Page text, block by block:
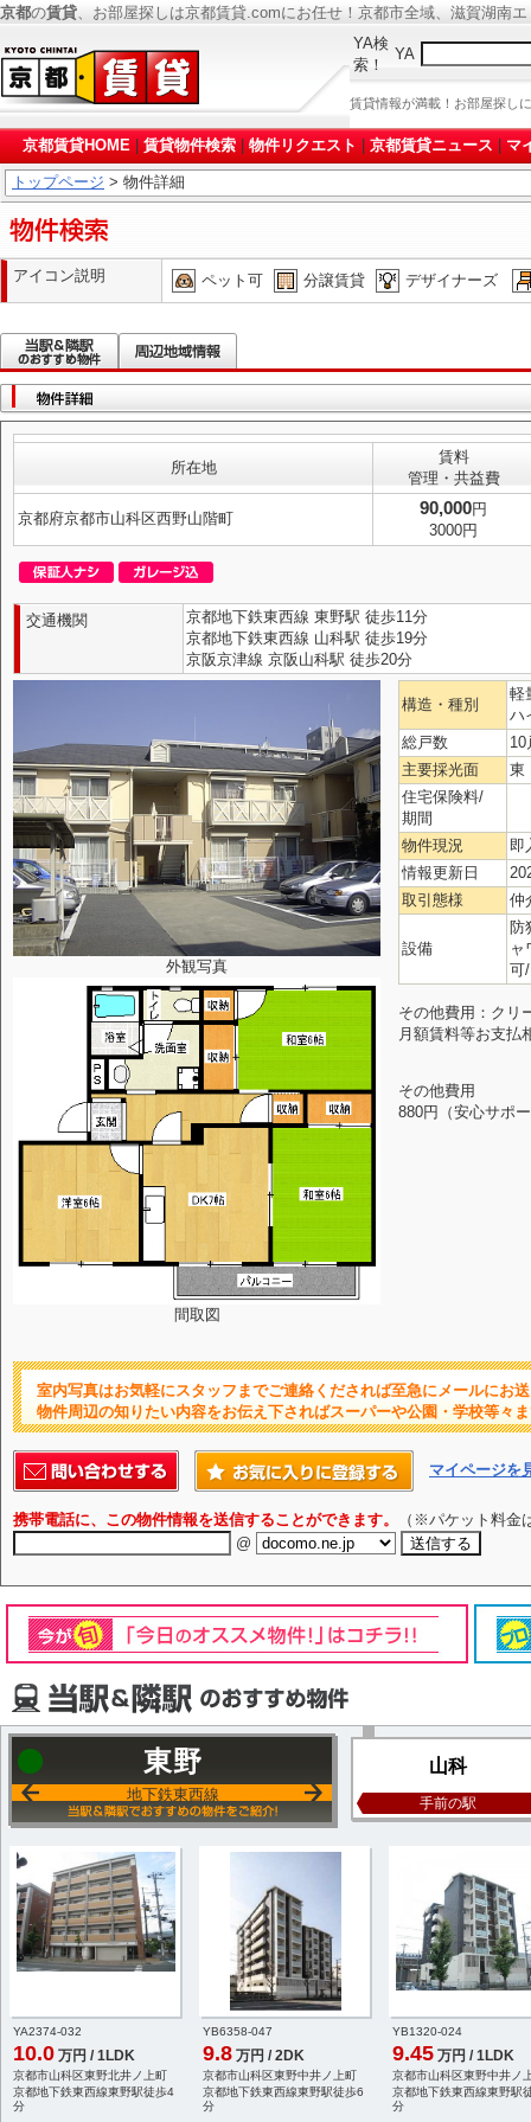
京都の賃貸、お部屋探しは京都賃貸.comにお任せ！京都市全域、滋賀湖南
YA検
索！
YA
賃貸情報が満載！お部屋探し
京都賃貸HOME 賃貸物件検索 物件リクエスト 京都賃貸ニュース マ
トップページ > 物件詳細
アイコン説明 ペット可 分譲賃貸 デザイナーズ
所在地
賃料
管理・共益費
京都府京都市山科区西野山階町
90,000円
3000円
交通機関
京都地下鉄東西線 東野駅 徒歩11分
京都地下鉄東西線 山科駅 徒歩19分
京阪京津線 京阪山科駅 徒歩20分
外観写真
間取図
構造・種別
軽
ハ
総戸数
10
主要採光面
東
住宅保険料/
期間
物件現況
即
情報更新日
取引態様
仲
設備
防
ャ
可/
その他費用：クリ
月額賃料等お支払
その他費用
880円（安心サポ
室内写真はお気軽にスタッフまでご連絡くだされば至急にメールにお
物件周辺の知りたい内容をお伝え下さればスーパーや公園・学校等々
マイページを
携帯電話に、この物件情報を送信することができます。
（※パケット料金
@
東野
地下鉄東西線
山科
手前の駅
YA2374-032
10.0 万円 / 1LDK
京都市山科区東野北井ノ上町
京都地下鉄東西線東野駅徒歩4
分
YB6358-047
9.8 万円 / 2DK
京都市山科区東野中井ノ上町
京都地下鉄東西線東野駅徒歩6
分
YB1320-024
9.45 万円 / 1LDK
京都市山科区東野中井ノ
京都地下鉄東西線東野駅
分